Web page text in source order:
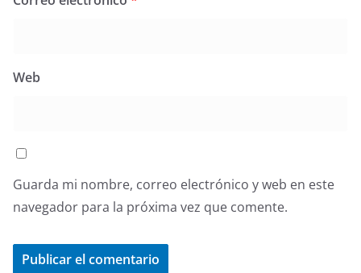
Web
Guarda mi nombre, correo electrónico y web en este
navegador para la próxima vez que comente.